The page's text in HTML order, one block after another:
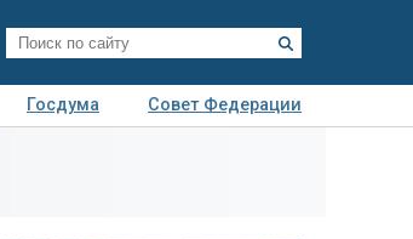
Госдума
Совет Федерации